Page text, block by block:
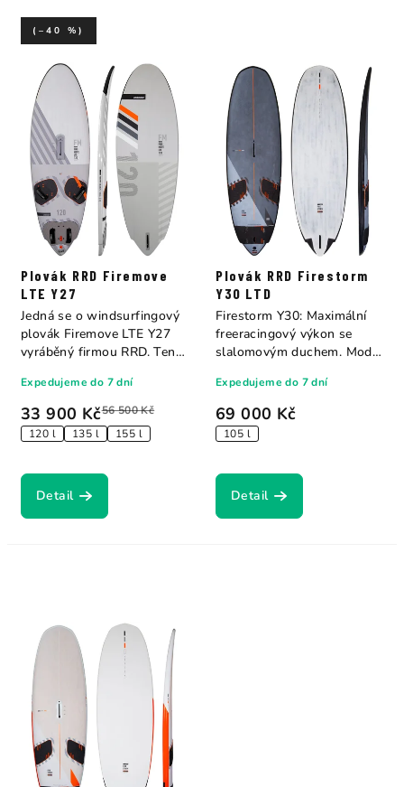
Plovák RRD Firemove
LTE Y27
33 900 Kč56 500 Kč
(–40 %)
120 l 135 l 155 l
Expedujeme do 7 dní
Detail
Jedná se o windsurfingový
plovák Firemove LTE Y27
vyráběný firmou RRD. Tento
Plovák RRD Firestorm
Y30 LTD
69 000 Kč
105 l
Expedujeme do 7 dní
Detail
Firestorm Y30: Maximální
freeracingový výkon se
slalomovým duchem. Model